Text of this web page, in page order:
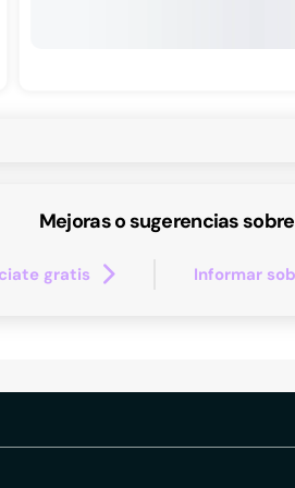
Mejoras o sugerencias
gratis Informar